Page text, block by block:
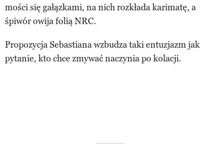
mości się gałązkami, na nich rozkłada karimatę, a
śpiwór owija folią NRC.
Propozycja Sebastiana wzbudza taki entuzjazm jak
pytanie, kto chce zmywać naczynia po kolacji.